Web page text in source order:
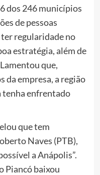
dos 246 municípios
de pessoas
regularidade no
estratégia, além de
que,
da empresa, a região
tenha enfrentado
que tem
Naves (PTB),
a Anápolis”.
Piancó baixou